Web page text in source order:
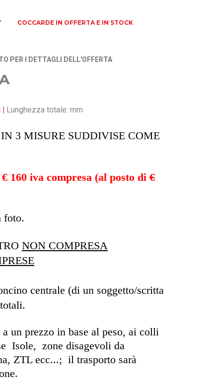
COCCARDE IN OFFERTA E IN STOCK
PER I DETTAGLI DELL'OFFERTA
| Lunghezza totale: mm
3 MISURE SUDDIVISE COME
iva compresa (al posto di €
foto.
NON COMPRESA
centrale (di un soggetto/scritta
un prezzo in base al peso, ai colli
Isole, zone disagevoli da
ZTL ecc...; il trasporto sarà